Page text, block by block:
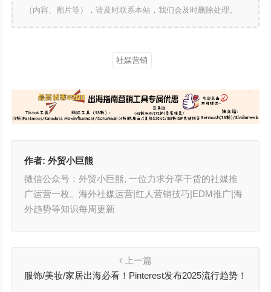
（内容、图片等），请及时联系本站，我们会及时删除处理。
社媒营销
作者:外贸小巨熊
微信公众号：外贸小巨熊, 一位力求分享干货的社媒推
广运营一枚。海外社媒运营|红人营销技巧|EDM推广|海
外趋势等知识每周更新
上一篇
服饰/美妆/家居出海必看！Pinterest发布2025流行趋势！